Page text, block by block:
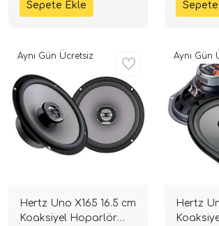
Hertz Uno X165 16.5 cm
Koaksiyel Hoparlör
Aynı Gün Ücretsiz
Hertz
Aynı Gün